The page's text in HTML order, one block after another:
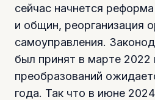
сейчас начнется
и общин, реорганизация
самоуправления.
был принят в марте 2022
преобразований
года. Так что в июне